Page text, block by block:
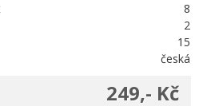
8
2
15
česká
249,- Kč